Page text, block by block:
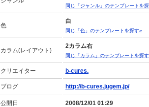
同じ「ジャンル」のテンプレートを
色
白
同じ「色」のテンプレートを探す»
カラム(レイアウト)
2カラム右
同じ「カラム」のテンプレートを探
クリエイター b-cures.
ブログ http://b-cures.jugem.jp/
公開日 2008/12/01 01:29